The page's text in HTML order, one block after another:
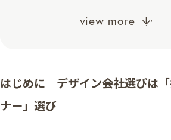
チェック４｜スケジュールやプロ
チェック５｜“つくって終わり”
続支援があるか
view more
はじめに｜デザイン会社選びは
ナー」選び